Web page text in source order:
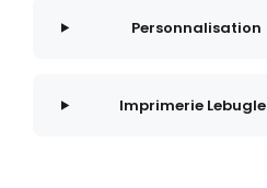
Personnalisation
Imprimerie Lebugle